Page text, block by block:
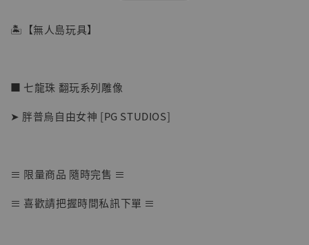
【店內現貨】七龍珠 系列蒐藏雕像 悟空 鳥山
🏝【無人島玩具】
■ 七龍珠 翻玩系列雕像
➤ 胖普烏自由女神 [PG STUDIOS]
≡ 限量商品 隨時完售 ≡
≡ 喜歡請把握時間私訊下單 ≡